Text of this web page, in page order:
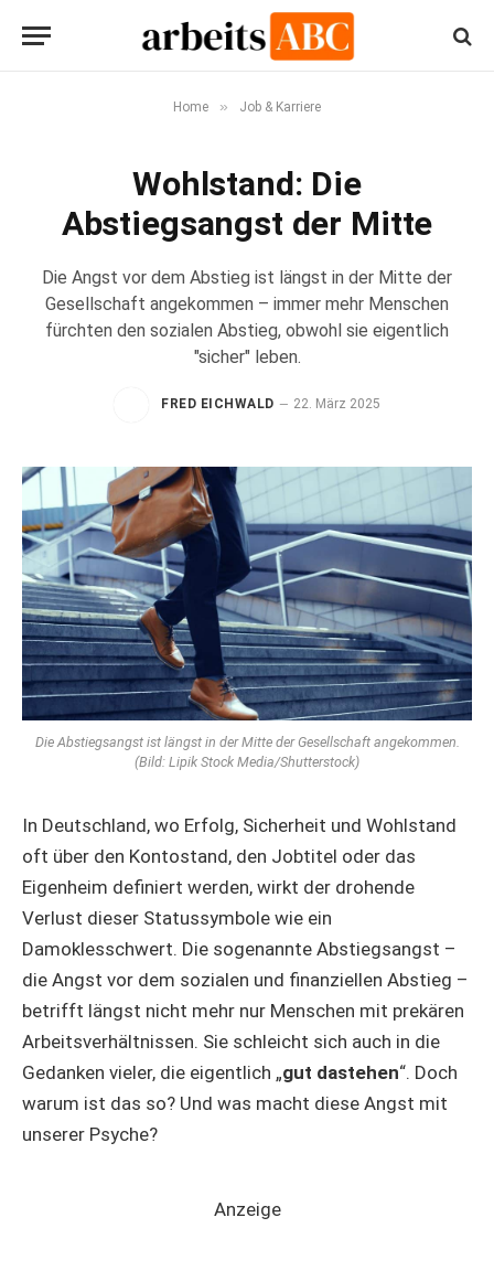
Home » Job & Karriere
Wohlstand: Die
Abstiegsangst der Mitte
Die Angst vor dem Abstieg ist längst in der Mitte der
Gesellschaft angekommen – immer mehr Menschen
fürchten den sozialen Abstieg, obwohl sie eigentlich
"sicher" leben.
FRED EICHWALD 22. März 2025
Die Abstiegsangst ist längst in der Mitte der Gesellschaft angekommen.
(Bild: Lipik Stock Media/Shutterstock)
In Deutschland, wo Erfolg, Sicherheit und Wohlstand
oft über den Kontostand, den Jobtitel oder das
Eigenheim definiert werden, wirkt der drohende
Verlust dieser Statussymbole wie ein
Damoklesschwert. Die sogenannte Abstiegsangst –
die Angst vor dem sozialen und finanziellen Abstieg –
betrifft längst nicht mehr nur Menschen mit prekären
Arbeitsverhältnissen. Sie schleicht sich auch in die
Gedanken vieler, die eigentlich „gut dastehen“. Doch
warum ist das so? Und was macht diese Angst mit
unserer Psyche?
Anzeige